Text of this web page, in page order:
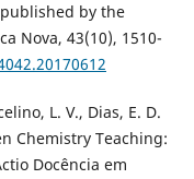
by the
Nova, 43(10), 1510-
L. V., Dias, E. D.
Chemistry Teaching:
Docência em